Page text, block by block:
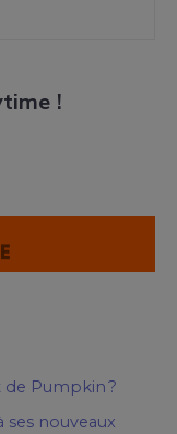
!
Pumpkin ?
ses nouveaux